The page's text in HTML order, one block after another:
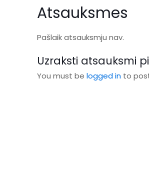
Atsauksmes
Pašlaik atsauksmju nav.
Uzraksti atsauksmi
You must be logged in to